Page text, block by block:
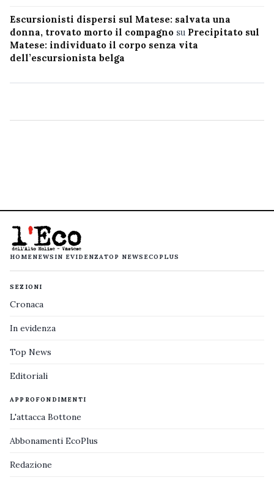
Escursionisti dispersi sul Matese: salvata una
donna, trovato morto il compagno su Precipitato sul
Matese: individuato il corpo senza vita
dell’escursionista belga
HOMENEWS IN EVIDENZATOP NEWS ECOPLUS
SEZIONI
Cronaca
In evidenza
Top News
Editoriali
APPROFONDIMENTI
L'attacca Bottone
Abbonamenti EcoPlus
Redazione